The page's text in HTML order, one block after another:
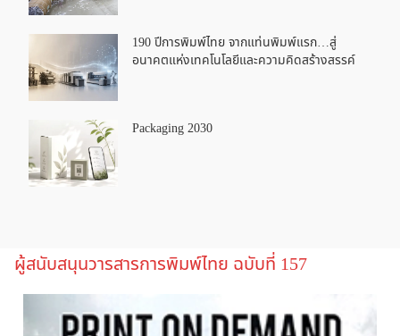
190 ปีการพิมพ์ไทย จากแท่นพิมพ์แรก…สู่
อนาคตแห่งเทคโนโลยีและความคิดสร้างสรรค์
Packaging 2030
ผู้สนับสนุนวารสารการพิมพ์ไทย ฉบับที่ 157